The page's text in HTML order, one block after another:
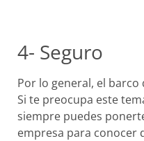
4- Seguro
Por lo general, el
Si te preocupa este
siempre puedes
empresa para conocer